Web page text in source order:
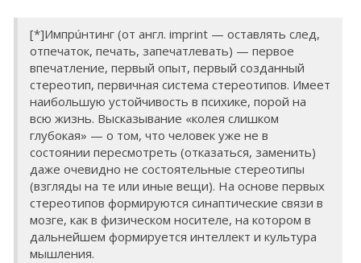
[*]Импрúнтинг (от англ. imprint — оставлять след,
отпечаток, печать, запечатлевать) — первое
впечатление, первый опыт, первый созданный
стереотип, первичная система стереотипов. Имеет
наибольшую устойчивость в психике, порой на
всю жизнь. Высказывание «колея слишком
глубокая» — о том, что человек уже не в
состоянии пересмотреть (отказаться, заменить)
даже очевидно не состоятельные стереотипы
(взгляды на те или иные вещи). На основе первых
стереотипов формируются синаптические связи в
мозге, как в физическом носителе, на котором в
дальнейшем формируется интеллект и культура
мышления.